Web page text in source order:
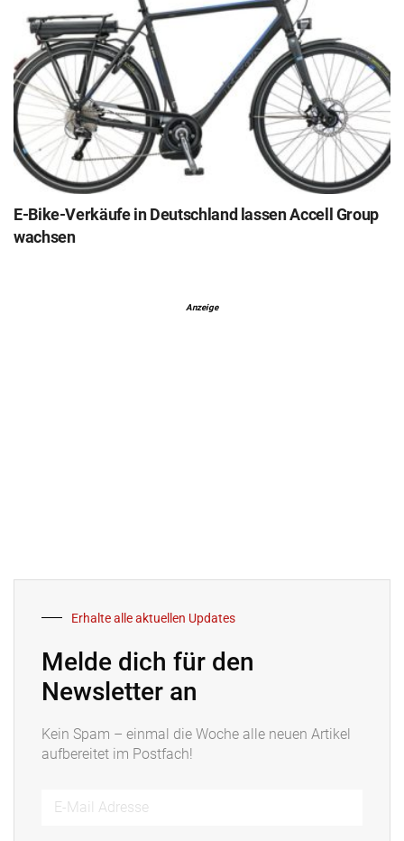
E-Bike-Verkäufe in Deutschland lassen Accell Group
wachsen
Anzeige
Erhalte alle aktuellen Updates
Melde dich für den
Newsletter an
Kein Spam – einmal die Woche alle neuen Artikel
aufbereitet im Postfach!